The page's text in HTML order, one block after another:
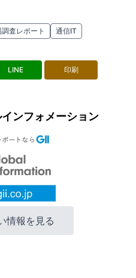
査レポート 通信IT
LINE 印刷
ンフォメーション
情報を見る